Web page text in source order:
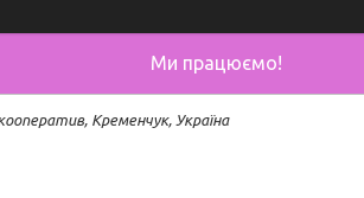
Ми працюємо!
Кременчук, Україна